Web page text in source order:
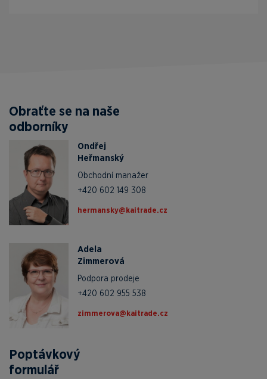
Obraťte se na naše
odborníky
Ondřej
Heřmanský
Obchodní manažer
+420 602 149 308
zc.edartiak@yksnamreh
Adela
Zimmerová
Podpora prodeje
+420 602 955 538
zc.edartiak@avoremmiz
Poptávkový
formulář